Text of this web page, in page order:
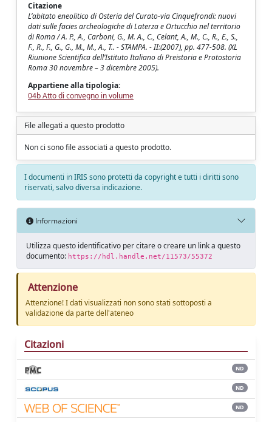
Citazione
L’abitato eneolitico di Osteria del Curato-via Cinquefrondi: nuovi
dati sulle facies archeologiche di Laterza e Ortucchio nel territorio
di Roma / A. P., A., Carboni, G., M. A., C., Celant, A., M., C., R., E., S.,
F., R., F., G., G., M., M., A., T.. - STAMPA. - II:(2007), pp. 477-508. (XL
Riunione Scientifica dell’Istituto Italiano di Preistoria e Protostoria
Roma 30 novembre – 3 dicembre 2005).
Appartiene alla tipologia:
04b Atto di convegno in volume
File allegati a questo prodotto
Non ci sono file associati a questo prodotto.
I documenti in IRIS sono protetti da copyright e tutti i diritti sono
riservati, salvo diversa indicazione.
Informazioni
Utilizza questo identificativo per citare o creare un link a questo
documento: https://hdl.handle.net/11573/55372
Attenzione
Attenzione! I dati visualizzati non sono stati sottoposti a
validazione da parte dell'ateneo
Citazioni
ND
ND
ND